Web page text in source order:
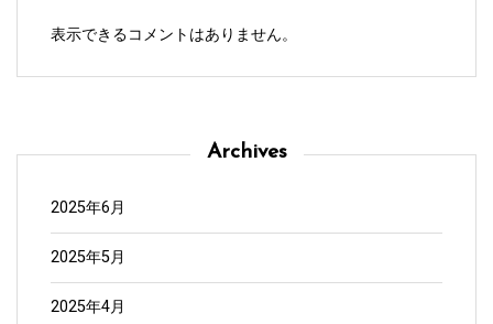
表示できるコメントはありません。
Archives
2025年6月
2025年5月
2025年4月